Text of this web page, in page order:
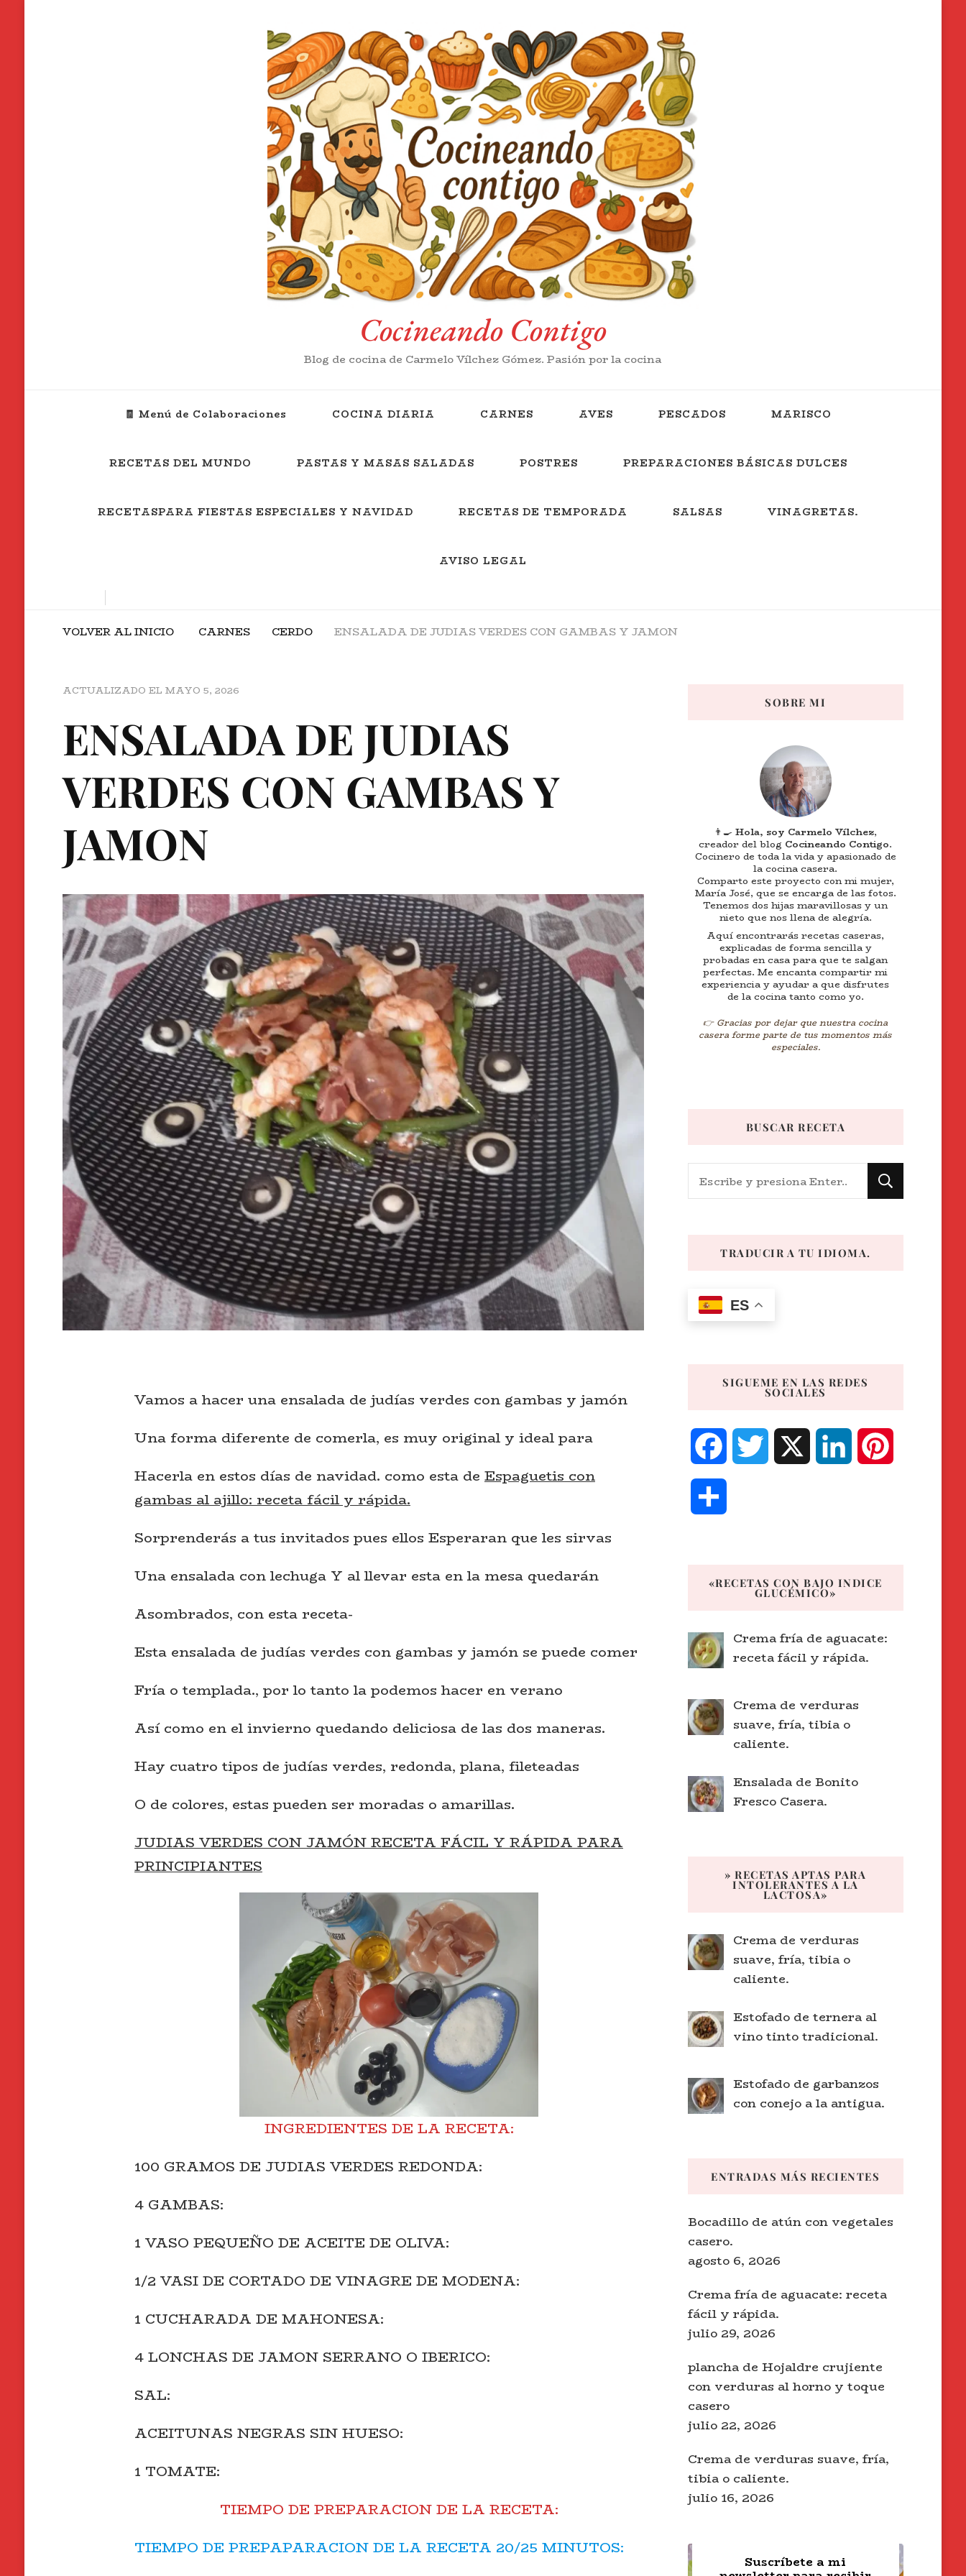
Cocineando Contigo
Blog de cocina de Carmelo Vílchez Gómez. Pasión por la cocina
🧾 Menú de Colaboraciones COCINA DIARIA CARNES AVES PESCADOS MARISCO
RECETAS DEL MUNDO PASTAS Y MASAS SALADAS POSTRES PREPARACIONES BÁSICAS DULCES
RECETASPARA FIESTAS ESPECIALES Y NAVIDAD RECETAS DE TEMPORADA SALSAS VINAGRETAS.
AVISO LEGAL
VOLVER AL INICIO CARNES CERDO ENSALADA DE JUDIAS VERDES CON GAMBAS Y JAMON
ACTUALIZADO EL MAYO 5, 2026
ENSALADA DE JUDIAS
VERDES CON GAMBAS Y
JAMON
Vamos a hacer una ensalada de judías verdes con gambas y jamón
Una forma diferente de comerla, es muy original y ideal para
Hacerla en estos días de navidad. como esta de Espaguetis con
gambas al ajillo: receta fácil y rápida.
Sorprenderás a tus invitados pues ellos Esperaran que les sirvas
Una ensalada con lechuga Y al llevar esta en la mesa quedarán
Asombrados, con esta receta-
Esta ensalada de judías verdes con gambas y jamón se puede comer
Fría o templada., por lo tanto la podemos hacer en verano
Así como en el invierno quedando deliciosa de las dos maneras.
Hay cuatro tipos de judías verdes, redonda, plana, fileteadas
O de colores, estas pueden ser moradas o amarillas.
JUDIAS VERDES CON JAMÓN RECETA FÁCIL Y RÁPIDA PARA
PRINCIPIANTES
INGREDIENTES DE LA RECETA:
100 GRAMOS DE JUDIAS VERDES REDONDA:
4 GAMBAS:
1 VASO PEQUEÑO DE ACEITE DE OLIVA:
1/2 VASI DE CORTADO DE VINAGRE DE MODENA:
1 CUCHARADA DE MAHONESA:
4 LONCHAS DE JAMON SERRANO O IBERICO:
SAL:
ACEITUNAS NEGRAS SIN HUESO:
1 TOMATE:
TIEMPO DE PREPARACION DE LA RECETA:
TIEMPO DE PREPAPARACION DE LA RECETA 20/25 MINUTOS:
SOBRE MI
👨‍🍳Hola, soy Carmelo Vílchez,
creador del blog Cocineando Contigo.
Cocinero de toda la vida y apasionado de
la cocina casera.
Comparto este proyecto con mi mujer,
María José, que se encarga de las fotos.
Tenemos dos hijas maravillosas y un
nieto que nos llena de alegría.
Aquí encontrarás recetas caseras,
explicadas de forma sencilla y
probadas en casa para que te salgan
perfectas. Me encanta compartir mi
experiencia y ayudar a que disfrutes
de la cocina tanto como yo.
👉 Gracias por dejar que nuestra cocina
casera forme parte de tus momentos más
especiales.
BUSCAR RECETA
¿Buscas
algo?
TRADUCIR A TU IDIOMA.
ES
SIGUEME EN LAS REDES
SOCIALES
FacebookTwitter LinkedIn
«RECETAS CON BAJO INDICE
GLUCÉMICO»
Crema fría de aguacate:
receta fácil y rápida.
Crema de verduras
suave, fría, tibia o
caliente.
Ensalada de Bonito
Fresco Casera.
» RECETAS APTAS PARA
INTOLERANTES A LA
LACTOSA»
Crema de verduras
suave, fría, tibia o
caliente.
Estofado de ternera al
vino tinto tradicional.
Estofado de garbanzos
con conejo a la antigua.
ENTRADAS MÁS RECIENTES
Bocadillo de atún con vegetales
casero.
agosto 6, 2026
Crema fría de aguacate: receta
fácil y rápida.
julio 29, 2026
plancha de Hojaldre crujiente
con verduras al horno y toque
casero
julio 22, 2026
Crema de verduras suave, fría,
tibia o caliente.
julio 16, 2026
Suscríbete a mi